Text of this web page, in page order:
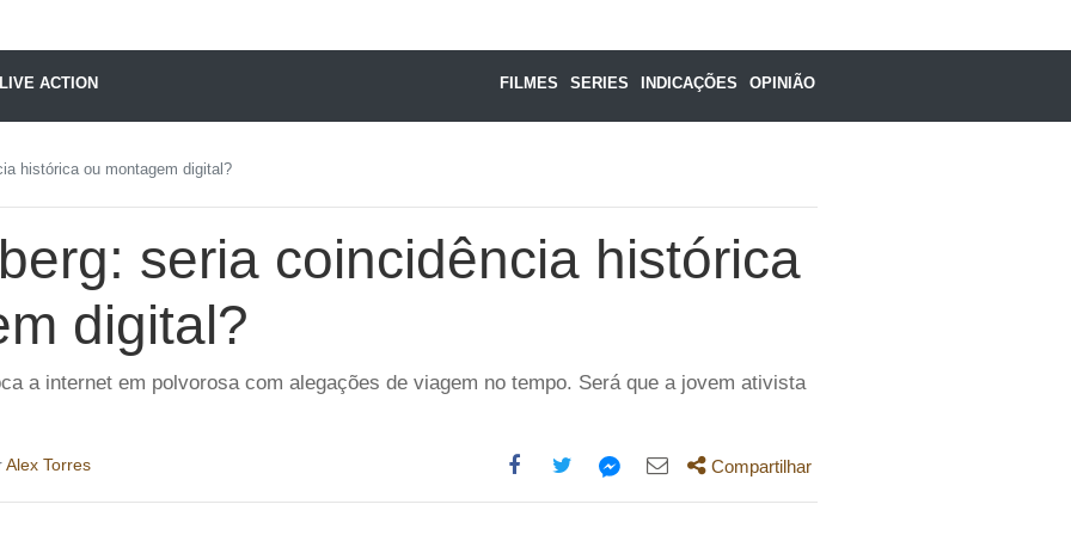
LIVE ACTION FILMES SERIES INDICAÇÕES OPINIÃO
histórica ou montagem digital?
seria coincidência histórica
digital?
a internet em polvorosa com alegações de viagem no tempo. Será que a jovem ativista
Alex Torres
Compartilhe
Compartilhe
Compartilhe
Compartilhe
Compartilhar